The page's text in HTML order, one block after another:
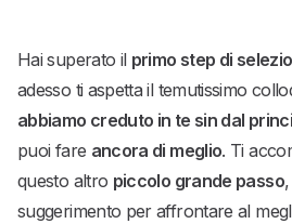
Hai superato il primo step di
adesso ti aspetta il temutissimo
abbiamo creduto in te sin dal
puoi fare ancora di meglio. Ti
questo altro piccolo grande passo
suggerimento per affrontare al